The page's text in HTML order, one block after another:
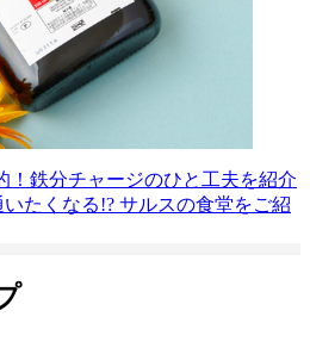
！鉄分チャージのひと工夫を紹介
たくなる!? サルスの食堂をご紹